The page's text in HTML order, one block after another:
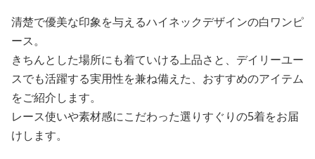
清楚で優美な印象を与えるハイネックデザインの白ワンピ
ース。
きちんとした場所にも着ていける上品さと、デイリーユー
スでも活躍する実用性を兼ね備えた、おすすめのアイテム
をご紹介します。
レース使いや素材感にこだわった選りすぐりの5着をお届
けします。